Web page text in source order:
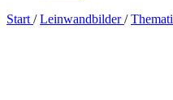
Start / Leinwandbilder/